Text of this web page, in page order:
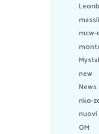
mcw-
new
News
nko-
nuovi
OM